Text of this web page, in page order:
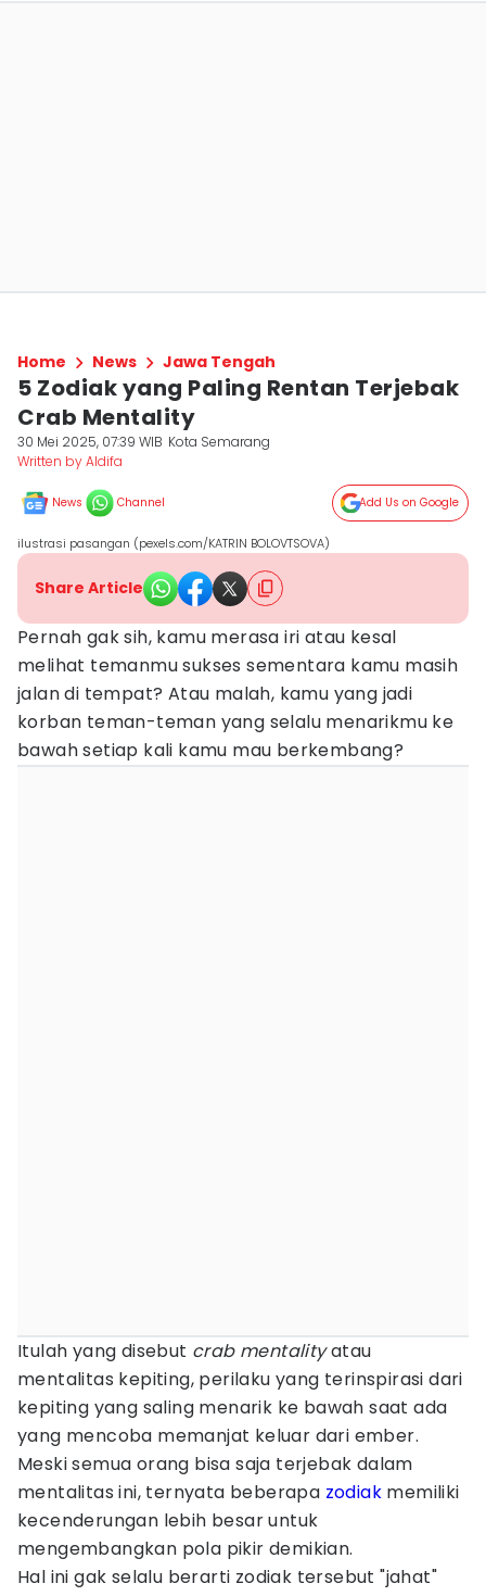
Home News Jawa Tengah
5 Zodiak yang Paling Rentan Terjebak
Crab Mentality
30 Mei 2025, 07:39 WIB Kota Semarang
Written by Aldifa
News Channel Add Us on Google
ilustrasi pasangan (pexels.com/KATRIN BOLOVTSOVA)
Share Article
Pernah gak sih, kamu merasa iri atau kesal
melihat temanmu sukses sementara kamu masih
jalan di tempat? Atau malah, kamu yang jadi
korban teman-teman yang selalu menarikmu ke
bawah setiap kali kamu mau berkembang?
Itulah yang disebut crab mentalityatau
mentalitas kepiting, perilaku yang terinspirasi dari
kepiting yang saling menarik ke bawah saat ada
yang mencoba memanjat keluar dari ember.
Meski semua orang bisa saja terjebak dalam
mentalitas ini, ternyata beberapa zodiak memiliki
kecenderungan lebih besar untuk
mengembangkan pola pikir demikian.
Hal ini gak selalu berarti zodiak tersebut "jahat"